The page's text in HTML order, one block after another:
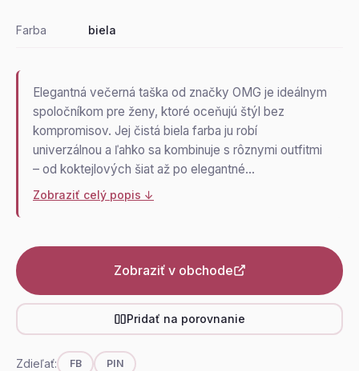
Farba biela
Elegantná večerná taška od značky OMG je ideálnym
spoločníkom pre ženy, ktoré oceňujú štýl bez
kompromisov. Jej čistá biela farba ju robí
univerzálnou a ľahko sa kombinuje s rôznymi outfitmi
– od koktejlových šiat až po elegantné…
Zobraziť celý popis ↓
Zobraziť v obchode
Pridať na porovnanie
Zdieľať: FB PIN